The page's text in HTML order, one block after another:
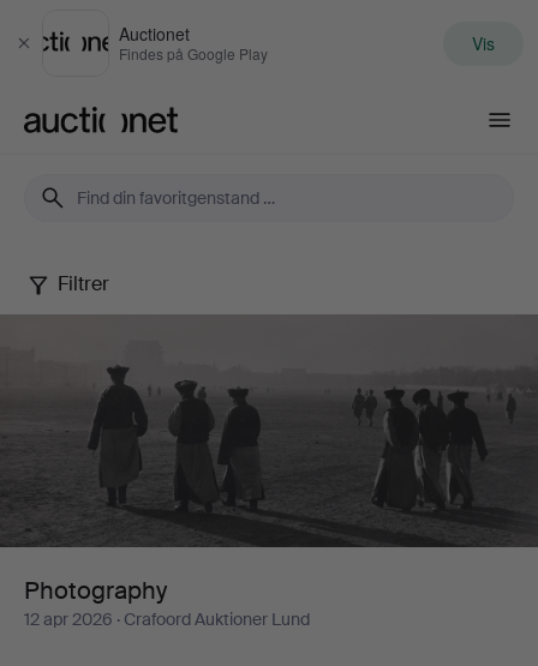
Luk
Auctionet
Findes på Google Play Vis
Photography
Filtrer
Photography
12 apr 2026 · Crafoord Auktioner Lund